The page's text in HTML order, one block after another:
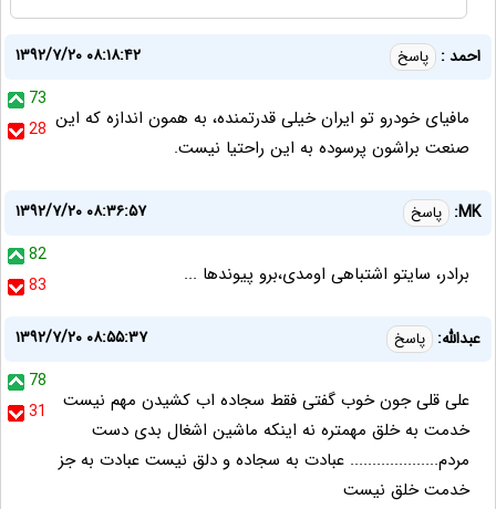
احمد : پاسخ
۱۳۹۲/۷/۲۰ ۰۸:۱۸:۴۲
73
28 مافیای خودرو تو ایران خیلی قدرتمنده، به همون اندازه که این
صنعت براشون پرسوده به این راحتیا نیست.
MK: پاسخ
۱۳۹۲/۷/۲۰ ۰۸:۳۶:۵۷
82
83
برادر، سایتو اشتباهی اومدی،برو پیوندها ...
عبدالله: پاسخ
۱۳۹۲/۷/۲۰ ۰۸:۵۵:۳۷
78
31
علی قلی جون خوب گفتی فقط سجاده اب کشیدن مهم نیست
خدمت به خلق مهمتره نه اینکه ماشین اشغال بدی دست
مردم.................... عبادت به سجاده و دلق نیست عبادت به جز
خدمت خلق نیست